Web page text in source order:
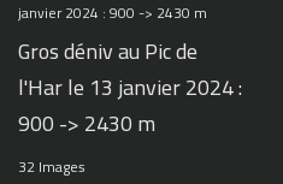
Gros déniv au Pic de
l'Har le 13 janvier 2024 :
900 -> 2430 m
32 Images